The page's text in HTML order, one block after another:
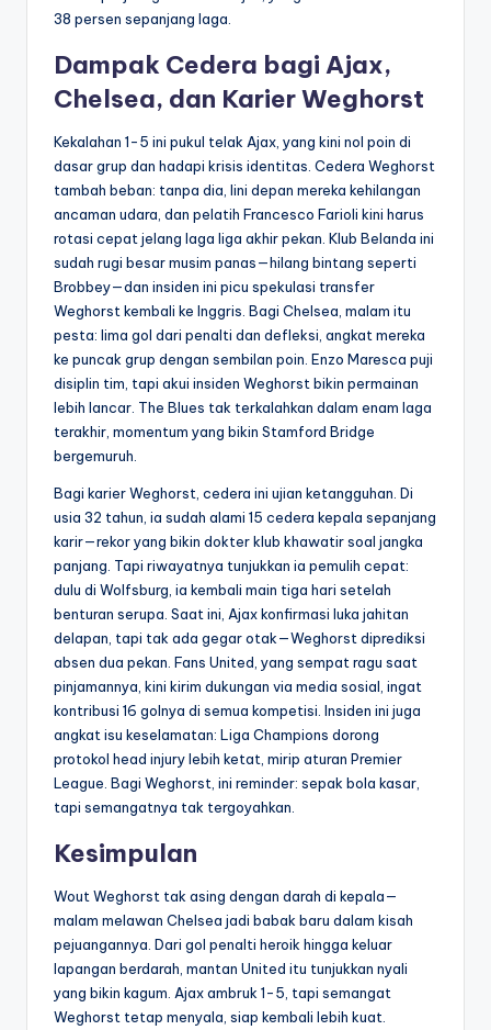
38 persen sepanjang laga.
Dampak Cedera bagi Ajax,
Chelsea, dan Karier Weghorst
Kekalahan 1-5 ini pukul telak Ajax, yang kini nol poin di
dasar grup dan hadapi krisis identitas. Cedera Weghorst
tambah beban: tanpa dia, lini depan mereka kehilangan
ancaman udara, dan pelatih Francesco Farioli kini harus
rotasi cepat jelang laga liga akhir pekan. Klub Belanda ini
sudah rugi besar musim panas—hilang bintang seperti
Brobbey—dan insiden ini picu spekulasi transfer
Weghorst kembali ke Inggris. Bagi Chelsea, malam itu
pesta: lima gol dari penalti dan defleksi, angkat mereka
ke puncak grup dengan sembilan poin. Enzo Maresca puji
disiplin tim, tapi akui insiden Weghorst bikin permainan
lebih lancar. The Blues tak terkalahkan dalam enam laga
terakhir, momentum yang bikin Stamford Bridge
bergemuruh.
Bagi karier Weghorst, cedera ini ujian ketangguhan. Di
usia 32 tahun, ia sudah alami 15 cedera kepala sepanjang
karir—rekor yang bikin dokter klub khawatir soal jangka
panjang. Tapi riwayatnya tunjukkan ia pemulih cepat:
dulu di Wolfsburg, ia kembali main tiga hari setelah
benturan serupa. Saat ini, Ajax konfirmasi luka jahitan
delapan, tapi tak ada gegar otak—Weghorst diprediksi
absen dua pekan. Fans United, yang sempat ragu saat
pinjamannya, kini kirim dukungan via media sosial, ingat
kontribusi 16 golnya di semua kompetisi. Insiden ini juga
angkat isu keselamatan: Liga Champions dorong
protokol head injury lebih ketat, mirip aturan Premier
League. Bagi Weghorst, ini reminder: sepak bola kasar,
tapi semangatnya tak tergoyahkan.
Kesimpulan
Wout Weghorst tak asing dengan darah di kepala—
malam melawan Chelsea jadi babak baru dalam kisah
pejuangannya. Dari gol penalti heroik hingga keluar
lapangan berdarah, mantan United itu tunjukkan nyali
yang bikin kagum. Ajax ambruk 1-5, tapi semangat
Weghorst tetap menyala, siap kembali lebih kuat.